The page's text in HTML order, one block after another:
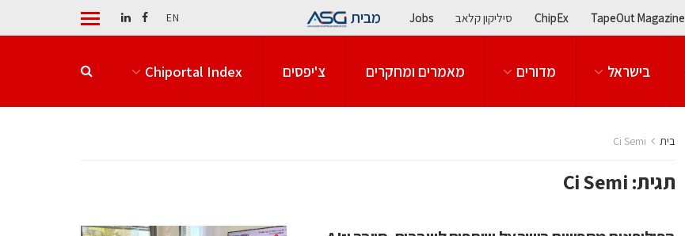
TapeOut Magazine
ChipEx סיליקון קלאב Jobs מבית EN
בישראל מדורים מאמרים ומחקרים צ'יפסים Chiportal Index
בית Ci Semi
תגית: Ci Semi